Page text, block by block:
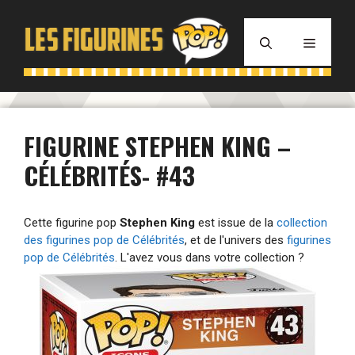
contenu
MENU
FIGURINE STEPHEN KING –
CÉLÉBRITÉS- #43
Cette figurine pop Stephen King est issue de la collection
des figurines pop de Célébrités, et de l'univers des figurines
pop de Célébrités. L'avez vous dans votre collection ?